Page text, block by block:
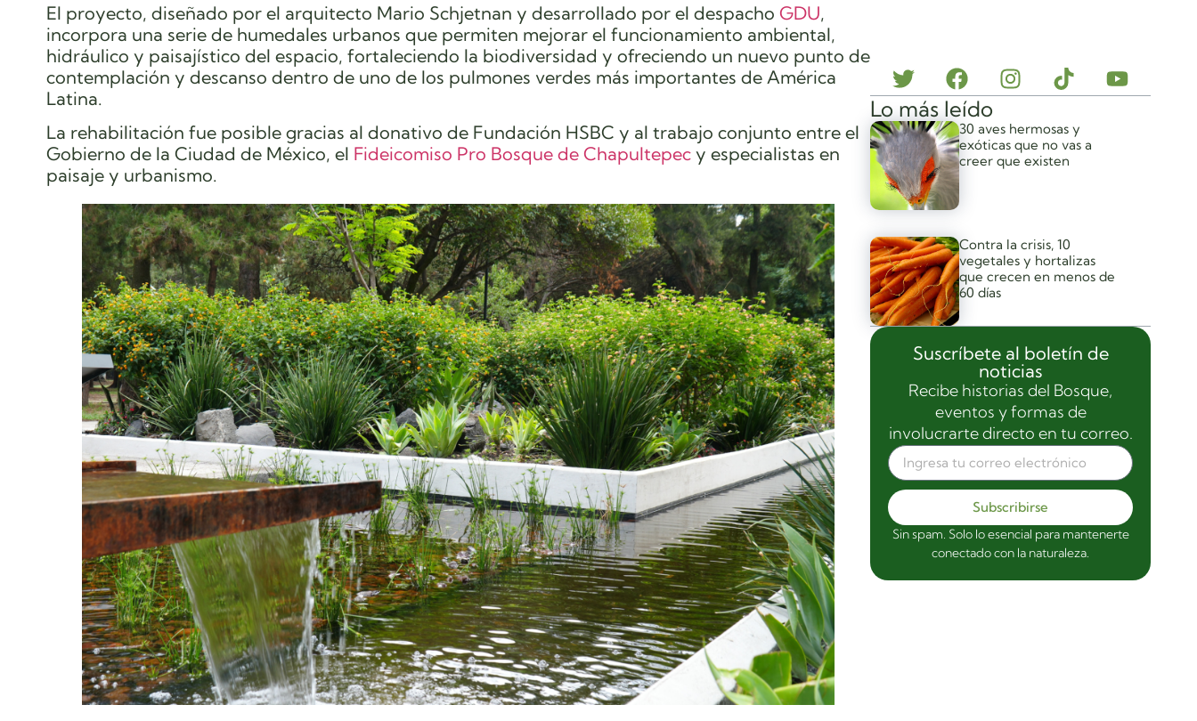
El proyecto, diseñado por el arquitecto Mario Schjetnan y desarrollado por el despacho GDU,
incorpora una serie de humedales urbanos que permiten mejorar el funcionamiento ambiental,
hidráulico y paisajístico del espacio, fortaleciendo la biodiversidad y ofreciendo un nuevo punto de
contemplación y descanso dentro de uno de los pulmones verdes más importantes de América
Latina.
La rehabilitación fue posible gracias al donativo de Fundación HSBC y al trabajo conjunto entre el
Gobierno de la Ciudad de México, el Fideicomiso Pro Bosque de Chapultepec y especialistas en
paisaje y urbanismo.
Lo más leído
30 aves hermosas y
exóticas que no vas a
creer que existen
Contra la crisis, 10
vegetales y hortalizas
que crecen en menos de
60 días
Suscríbete al boletín de
noticias
Recibe historias del Bosque,
eventos y formas de
involucrarte directo en tu correo.
Subscribirse
Sin spam. Solo lo esencial para mantenerte
conectado con la naturaleza.